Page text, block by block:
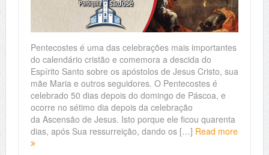
Pentecostes é uma das celebrações mais importantes
do calendário cristão e comemora a descida do
Espírito Santo sobre os apóstolos de Jesus Cristo, sua
mãe Maria e outros seguidores. O Pentecostes é
celebrado 50 dias depois do domingo de Páscoa, e
ocorre no sétimo dia depois da celebração
da Ascensão de Jesus. Isto porque ele ficou quarenta
dias, após Sua ressurreição, dando os […] Read more